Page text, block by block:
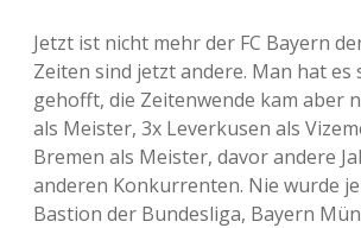
Jetzt ist nicht mehr der FC Bayern
Zeiten sind jetzt andere. Man hat es
gehofft, die Zeitenwende kam aber
als Meister, 3x Leverkusen als
Bremen als Meister, davor andere
anderen Konkurrenten. Nie wurde
Bastion der Bundesliga, Bayern